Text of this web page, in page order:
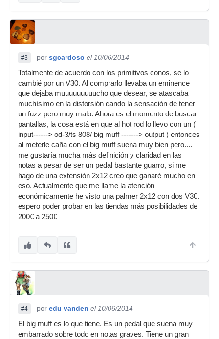
#3 por sgcardoso el 10/06/2014
Totalmente de acuerdo con los primitivos conos, se lo
cambié por un V30. Al comprarlo llevaba un eminence
que dejaba muuuuuuuuucho que desear, se atascaba
muchísimo en la distorsión dando la sensación de tener
un fuzz pero muy malo. Ahora es el momento de buscar
pantallas, la cosa está en que al hot rod lo llevo con un (
input------> od-3/ts 808/ big muff -------> output ) entonces
al meterle caña con el big muff suena muy bien pero....
me gustaría mucha más definición y claridad en las
notas a pesar de ser un pedal bastante guarro, si me
hago de una extensión 2x12 creo que ganaré mucho en
eso. Actualmente que me llame la atención
económicamente he visto una palmer 2x12 con dos V30.
espero poder probar en las tiendas más posibilidades de
200€ a 250€
#4 por edu vanden el 10/06/2014
El big muff es lo que tiene. Es un pedal que suena muy
embarrado sobre todo en notas graves. Tiene un gran